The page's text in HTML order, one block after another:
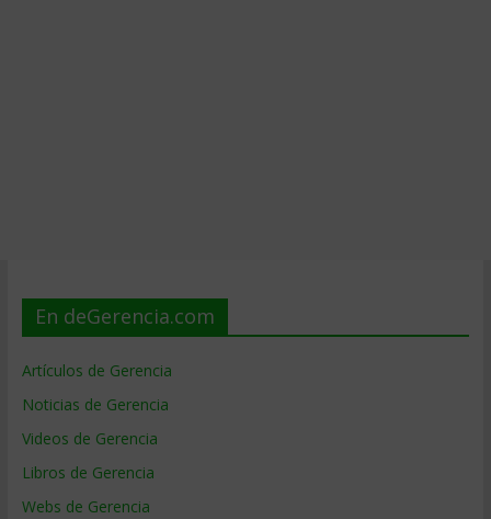
En deGerencia.com
Artículos de Gerencia
Noticias de Gerencia
Videos de Gerencia
Libros de Gerencia
Webs de Gerencia